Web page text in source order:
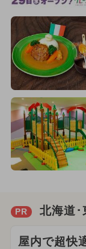
PR 北海道･
屋内で超快